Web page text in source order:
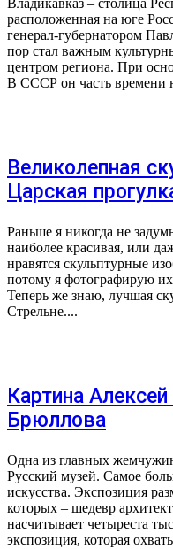
Владикавказ – столица
расположенная на юге
генерал-губернатором
пор стал важным
центром региона. При
В СССР он часть времени
Великолепная
Царская
Раньше я никогда не
наиболее красивая, или
нравятся скульптурные
потому я фотографирую
Теперь же знаю, лучшая
Стрельне....
Картина
Брюллова
Одна из главных
Русский музей. Самое
искусства. Экспозиция
которых – шедевр
насчитывает четыреста
экспозиция, которая